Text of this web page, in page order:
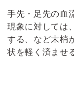
手先・足先の血
現象に対しては
する、など末梢
状を軽く済ませ